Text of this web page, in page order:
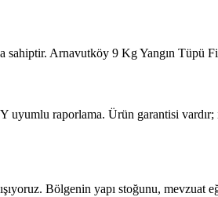
Arnavutköy 9 Kg Yangın Tüpü
raporlama. Ürün garantisi
Bölgenin yapı stoğunu,